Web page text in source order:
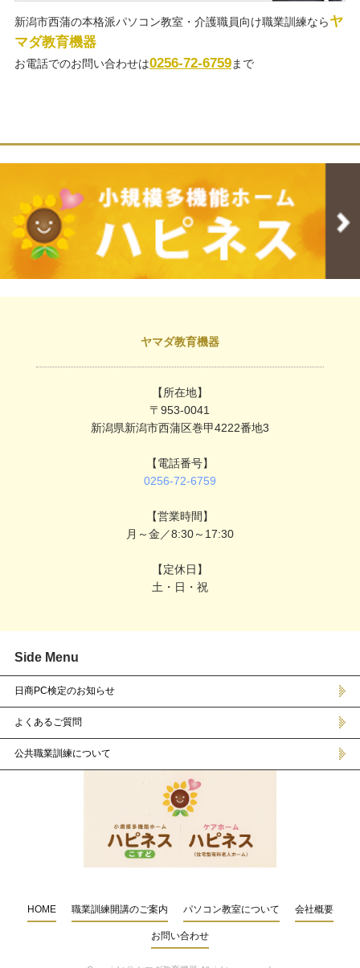
新潟市西蒲の本格派パソコン教室・介護職員向け職業訓練ならヤ
マダ教育機器
お電話でのお問い合わせは0256-72-6759まで
ヤマダ教育機器
【所在地】
〒953-0041
新潟県新潟市西蒲区巻甲4222番地3
【電話番号】
0256-72-6759
【営業時間】
月～金／8:30～17:30
【定休日】
土・日・祝
Side Menu
日商PC検定のお知らせ
よくあるご質問
公共職業訓練について
HOME 職業訓練開講のご案内 パソコン教室について 会社概要
お問い合わせ